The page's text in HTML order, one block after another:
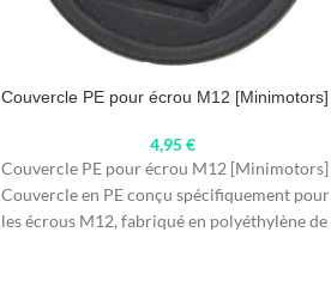
Couvercle PE pour écrou M12 [Minimotors]
4,95€
Couvercle PE pour écrou M12 [Minimotors]
Couvercle en PE conçu spécifiquement pour
les écrous M12, fabriqué en polyéthylène de